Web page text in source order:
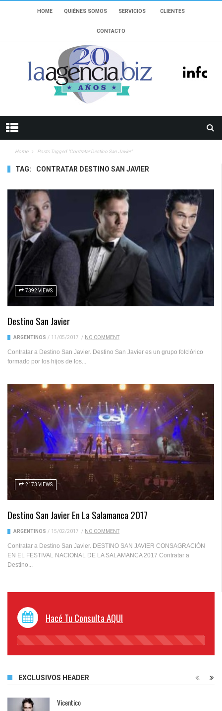
HOME QUIÉNES SOMOS SERVICIOS CLIENTES
CONTACTO
Home Posts Tagged "Contratar Destino San Javier"
TAG: CONTRATAR DESTINO SAN JAVIER
7392 VIEWS
Destino San Javier
ARGENTINOS / 11/05/2017 / NO COMMENT
Contratar a Destino San Javier. Destino San Javier es un grupo folclórico
formado por los hijos de los...
2173 VIEWS
Destino San Javier En La Salamanca 2017
ARGENTINOS / 15/02/2017 / NO COMMENT
Contratar a Destino San Javier. DESTINO SAN JAVIER CONSAGRACIÓN
EN EL FESTIVAL NACIONAL DE LA SALAMANCA 2017 Contratar a
Destino...
Hacé Tu Consulta AQUI
45%
EXCLUSIVOS HEADER
Vicentico